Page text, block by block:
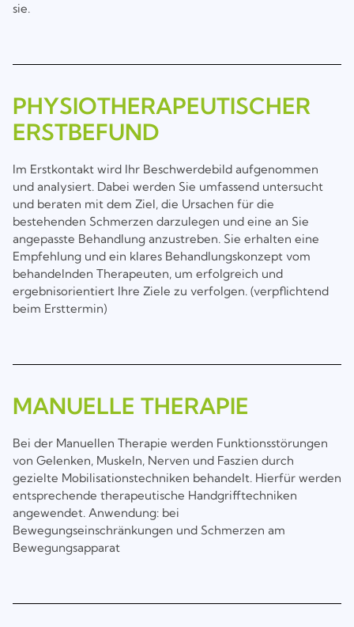
sie.
PHYSIOTHERAPEUTISCHER
ERSTBEFUND
Im Erstkontakt wird Ihr Beschwerdebild aufgenommen
und analysiert. Dabei werden Sie umfassend untersucht
und beraten mit dem Ziel, die Ursachen für die
bestehenden Schmerzen darzulegen und eine an Sie
angepasste Behandlung anzustreben. Sie erhalten eine
Empfehlung und ein klares Behandlungskonzept vom
behandelnden Therapeuten, um erfolgreich und
ergebnisorientiert Ihre Ziele zu verfolgen. (verpflichtend
beim Ersttermin)
MANUELLE THERAPIE
Bei der Manuellen Therapie werden Funktionsstörungen
von Gelenken, Muskeln, Nerven und Faszien durch
gezielte Mobilisationstechniken behandelt. Hierfür werden
entsprechende therapeutische Handgrifftechniken
angewendet. Anwendung: bei
Bewegungseinschränkungen und Schmerzen am
Bewegungsapparat